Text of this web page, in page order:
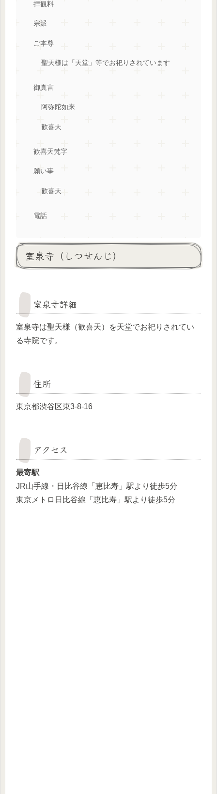
拝観料
宗派
ご本尊
聖天様は「天堂」等でお祀りされています
御真言
阿弥陀如来
歓喜天
歓喜天梵字
願い事
歓喜天
電話
室泉寺（しつせんじ）
室泉寺詳細
室泉寺は聖天様（歓喜天）を天堂でお祀りされてい
る寺院です。
住所
東京都渋谷区東3-8-16
アクセス
最寄駅
JR山手線・日比谷線「恵比寿」駅より徒歩5分
東京メトロ日比谷線「恵比寿」駅より徒歩5分